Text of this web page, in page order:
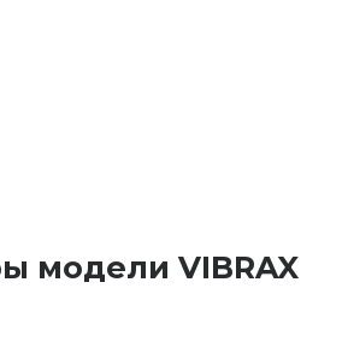
модели VIBRAX